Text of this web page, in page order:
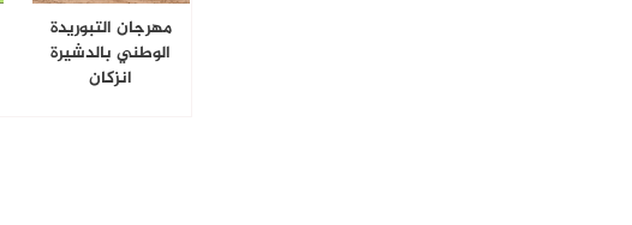
مهرجان التبوريدة
الوطني بالدشيرة
انزكان